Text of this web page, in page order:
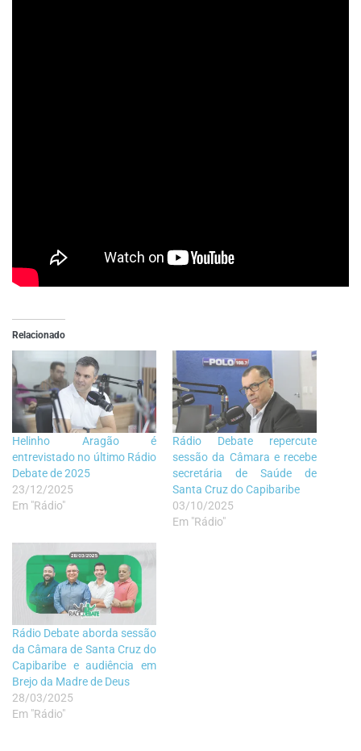
Relacionado
Helinho Aragão é
entrevistado no último Rádio
Debate de 2025
23/12/2025
Em "Rádio"
Rádio Debate repercute
sessão da Câmara e recebe
secretária de Saúde de
Santa Cruz do Capibaribe
03/10/2025
Em "Rádio"
Rádio Debate aborda sessão
da Câmara de Santa Cruz do
Capibaribe e audiência em
Brejo da Madre de Deus
28/03/2025
Em "Rádio"